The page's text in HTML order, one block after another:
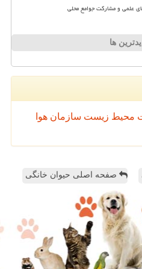
علمی و مشارکت جوامع محلی
ها
محیط زیست سازمان هوا
صفحه اصلی حیوان خانگی